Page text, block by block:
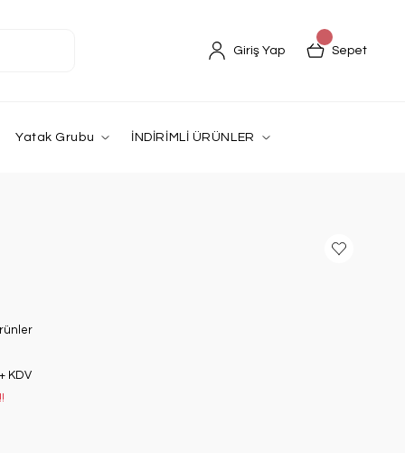
Giriş Yap Sepet
Yatak Grubu İNDİRİMLİ ÜRÜNLER
KDV